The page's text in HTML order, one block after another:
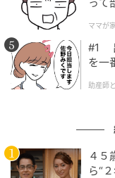
Wally Skalij / Getty Images
アカデミー賞での
ジャスなドレスを
も素敵ですね。
ママが
#1
を一
助産師
４５
ら“